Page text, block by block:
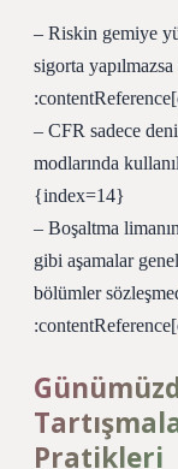
– Riskin gemiye
sigorta
– CFR sadece
modlarında
{index=14}
– Boşaltma
gibi aşamalar
bölümler
Pratikleri